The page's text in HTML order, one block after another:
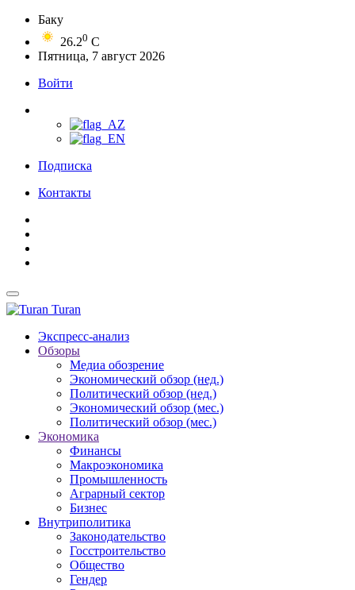
Баку
26.20 C
Пятница, 7 август 2026
Войти
Подписка
Контакты
Turan
Экспресс-анализ
Обзоры
Медиа обозрение
Экономический обзор (нед.)
Политический обзор (нед.)
Экономический обзор (мес.)
Политический обзор (мес.)
Экономика
Финансы
Макроэкономика
Промышленность
Аграрный сектор
Бизнес
Внутриполитика
Законодательство
Госстроительство
Общество
Гендер